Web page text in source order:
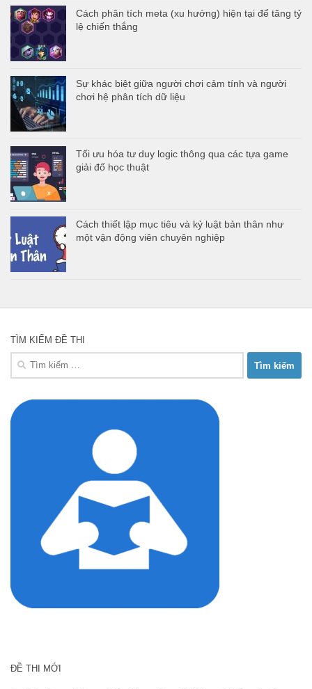
Cách phân tích meta (xu hướng) hiện tại để tăng tỷ
lệ chiến thắng
Sự khác biệt giữa người chơi cảm tính và người
chơi hệ phân tích dữ liệu
Tối ưu hóa tư duy logic thông qua các tựa game
giải đố học thuật
Cách thiết lập mục tiêu và kỷ luật bản thân như
một vận động viên chuyên nghiệp
TÌM KIẾM ĐỀ THI
Tìm
ĐỀ THI MỚI